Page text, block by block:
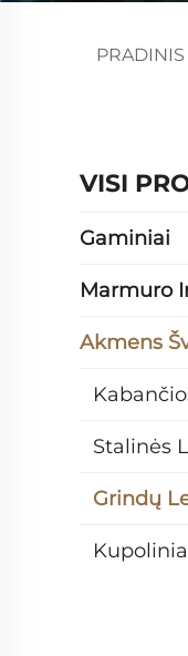
VISI
Gaminiai
Marmuro
Akmens
Stalinės
Grindų